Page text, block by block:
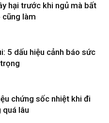
hại trước khi ngủ mà bất
cũng làm
5 dấu hiệu cảnh báo sức
chứng sốc nhiệt khi đi
lâu